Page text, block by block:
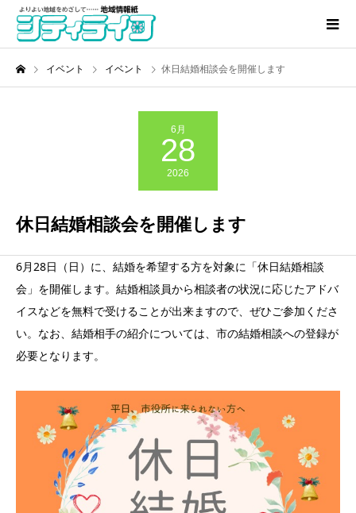
イベント イベント 休日結婚相談会を開催します
6月
28
2026
休日結婚相談会を開催します
6月28日（日）に、結婚を希望する方を対象に「休日結婚相談
会」を開催します。結婚相談員から相談者の状況に応じたアドバ
イスなどを無料で受けることが出来ますので、ぜひご参加くださ
い。なお、結婚相手の紹介については、市の結婚相談への登録が
必要となります。